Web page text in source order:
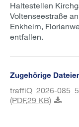
Haltestellen
Voltenseestraße
Enkheim,
entfallen.
Zugehörige
traffiQ_2026-
(PDF,29 KB)